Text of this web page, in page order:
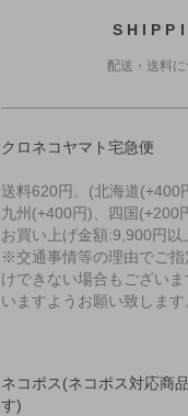
配送・送料
クロネコヤマト宅急便
送料620円。(北海道(+400
九州(+400円)、四国(+200
お買い上げ金額:9,900円以
※交通事情等の理由でご指
けできない場合もござい
いますようお願い致します
ネコポス(ネコポス対応商
す)